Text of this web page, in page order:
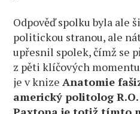
Odpověď spolku byla ale
politickou stranou, ale
upřesnil spolek, čímž se
z pěti klíčových
je v knize Anatomie
americký politolog